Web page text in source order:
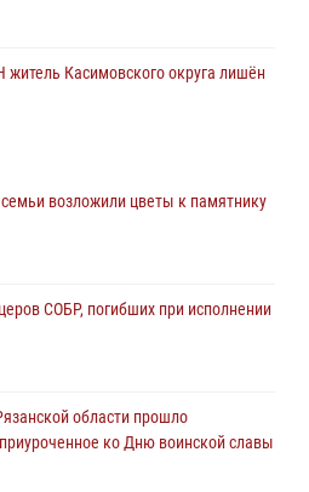
Касимовского округа лишён
в эфире «Радио России - Рязань»
охране
СОБР, погибших при исполнении
разрешительной работы
за 6 месяцев 2026 года (видео)
возложили цветы к памятнику
СОБР, погибших при исполнении
области прошло
ко Дню воинской славы